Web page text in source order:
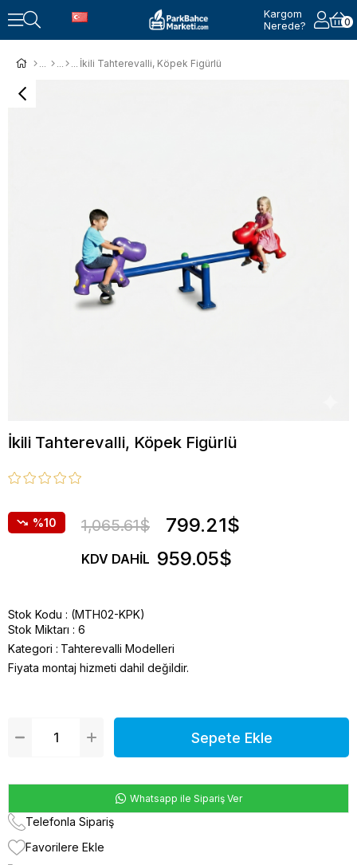
0
Kargom
Nerede?
İkili Tahterevalli, Köpek Figürlü
İkili Tahterevalli, Köpek Figürlü
10 1,065.61$ 799.21$
KDV DAHIL 959.05$
Stok Kodu
(MTH02-KPK)
Stok Miktarı : 6
Kategori : Tahterevalli Modelleri
Fiyata montaj hizmeti dahil değildir.
Whatsapp ile Sipariş Ver
Telefonla Sipariş
Favorilere Ekle